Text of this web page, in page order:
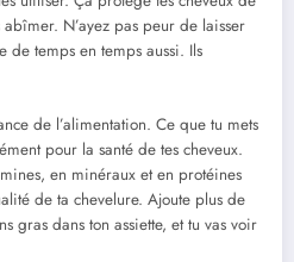
N’ayez pas peur de laisser
de temps en temps aussi. Ils
de l’alimentation. Ce que tu mets
pour la santé de tes cheveux.
en minéraux et en protéines
de ta chevelure. Ajoute plus de
gras dans ton assiette, et tu vas voir